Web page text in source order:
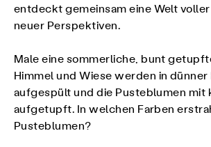
entdeckt gemeinsam eine Welt voller
neuer Perspektiven.
Male eine sommerliche, bunt
Himmel und Wiese werden in
aufgespült und die Pusteblumen mit
aufgetupft. In welchen Farben
Pusteblumen?